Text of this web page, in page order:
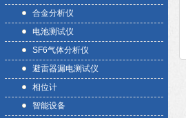
合金分析仪
电池测试仪
SF6气体分析仪
避雷器漏电测试仪
相位计
智能设备